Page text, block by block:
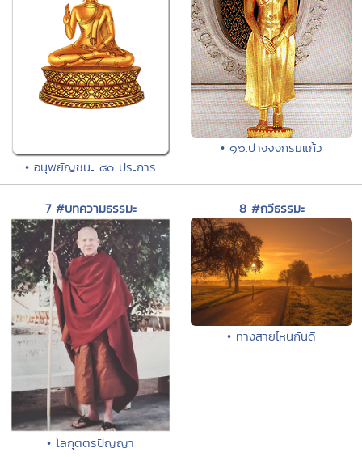
• อนุพยัญชนะ ๘๐ ประการ
• ๑๖.ปางจงกรมแก้ว
7 #บทความธรรมะ
• โลกุตตรปัญญา
8 #กวีธรรมะ
• ทางสายไหนกันดี